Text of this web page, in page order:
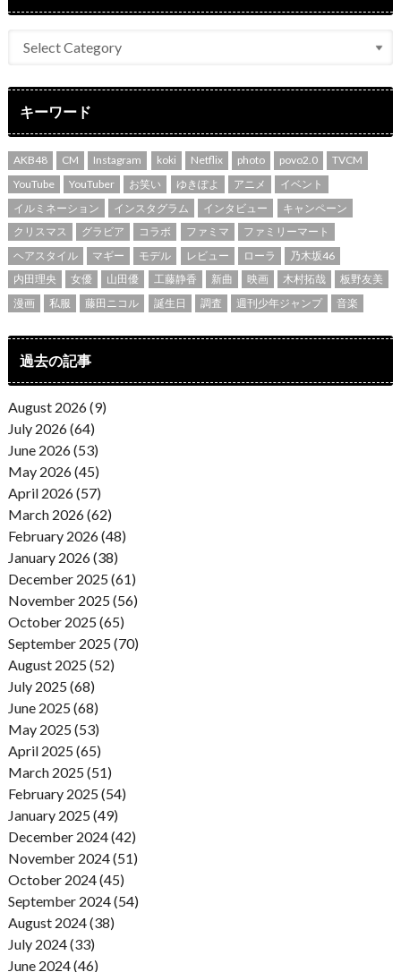
キーワード
AKB48 CM Instagram koki Netflix photo povo2.0
TVCM
YouTube
YouTuber お笑い ゆきぽよ アニメ
イベント
イルミネーション
インスタグラム インタビュー
キャンペーン
クリスマス
グラビア コラボ ファミマ
ファミリーマート
ヘアスタイル
マギー モデル レビュー ローラ
乃木坂46
内田理央
女優 山田優 工藤静香 新曲 映画 木村拓哉
板野友美
漫画
私服 藤田ニコル 誕生日 調査 週刊少年ジャンプ 音楽
過去の記事
August 2026 (9)
July 2026 (64)
June 2026 (53)
May 2026 (45)
April 2026 (57)
March 2026 (62)
February 2026 (48)
January 2026 (38)
December 2025 (61)
November 2025 (56)
October 2025 (65)
September 2025 (70)
August 2025 (52)
July 2025 (68)
June 2025 (68)
May 2025 (53)
April 2025 (65)
March 2025 (51)
February 2025 (54)
January 2025 (49)
December 2024 (42)
November 2024 (51)
October 2024 (45)
September 2024 (54)
August 2024 (38)
July 2024 (33)
June 2024 (46)